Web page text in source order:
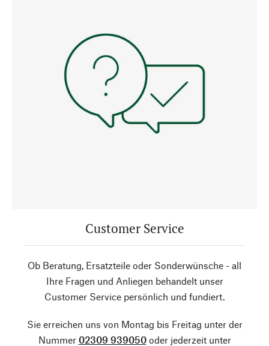
Customer Service
Ob Beratung, Ersatzteile oder Sonderwünsche - all
Ihre Fragen und Anliegen behandelt unser
Customer Service persönlich und fundiert.
Sie erreichen uns von Montag bis Freitag unter der
Nummer 02309 939050oder jederzeit unter